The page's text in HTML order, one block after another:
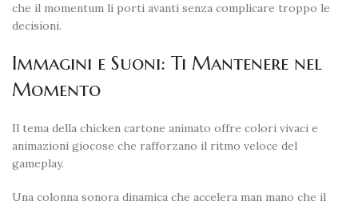
che il momentum li porti avanti senza complicare troppo le
decisioni.
Immagini e Suoni: Ti Mantenere nel
Momento
Il tema della chicken cartone animato offre colori vivaci e
animazioni giocose che rafforzano il ritmo veloce del
gameplay.
Una colonna sonora dinamica che accelera man mano che il